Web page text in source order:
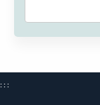
:::